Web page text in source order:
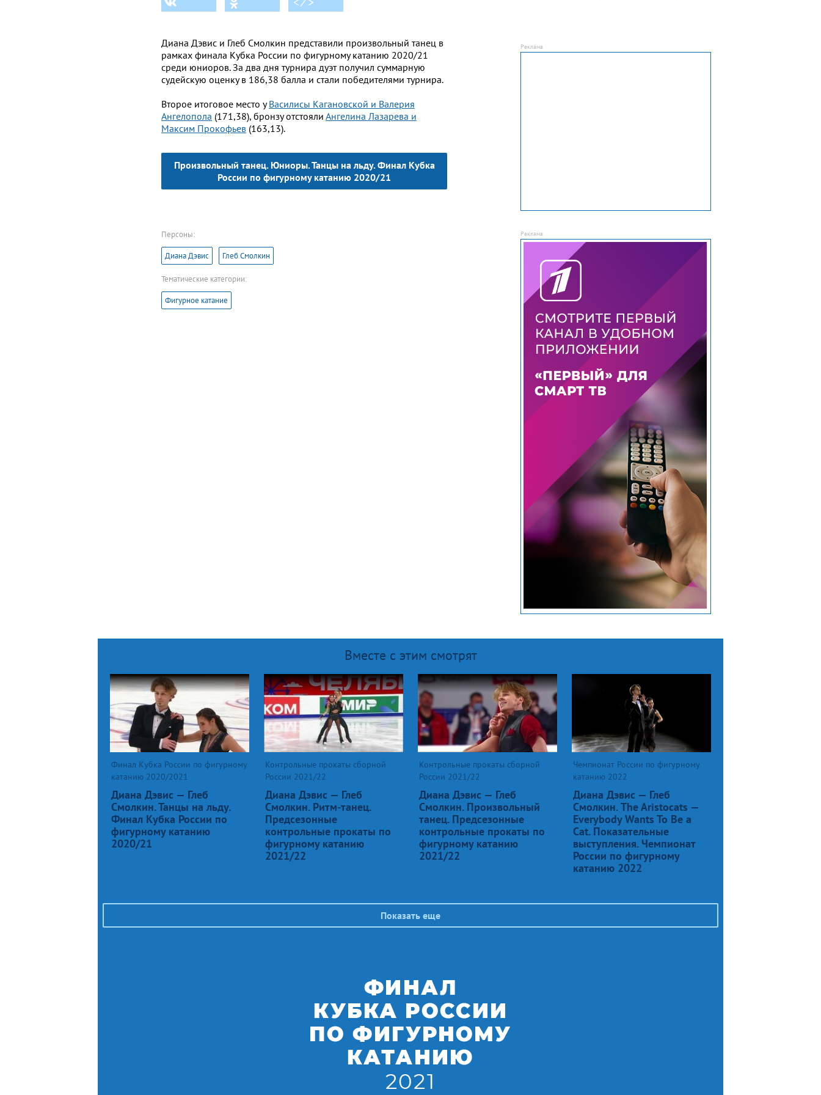
Диана Дэвис и Глеб Смолкин представили произвольный танец в
рамках финала Кубка России по фигурному катанию 2020/21
среди юниоров. За два дня турнира дуэт получил суммарную
судейскую оценку в 186,38 балла и стали победителями турнира.
Второе итоговое место уВасилисы Кагановской и Валерия
Ангелопола (171,38), бронзу отстояли Ангелина Лазарева и
Максим Прокофьев (163,13).
Произвольный танец. Юниоры. Танцы на льду. Финал Кубка
России по фигурному катанию 2020/21
Персоны:
Диана Дэвис Глеб Смолкин
Тематические категории:
Фигурное катание
Вместе с этим смотрят
Финал Кубка России по фигурному
катанию 2020/2021
Диана Дэвис — Глеб
Смолкин. Танцы на льду.
Финал Кубка России по
фигурному катанию
2020/21
Контрольные прокаты сборной
России 2021/22
Диана Дэвис — Глеб
Смолкин. Ритм-танец.
Предсезонные
контрольные прокаты по
фигурному катанию
2021/22
Контрольные прокаты сборной
России 2021/22
Диана Дэвис — Глеб
Смолкин. Произвольный
танец. Предсезонные
контрольные прокаты по
фигурному катанию
2021/22
Чемпионат России по фигурному
катанию 2022
Диана Дэвис — Глеб
Смолкин. The Aristocats —
Everybody Wants To Be a
Cat. Показательные
выступления. Чемпионат
России по фигурному
катанию 2022
Показать еще